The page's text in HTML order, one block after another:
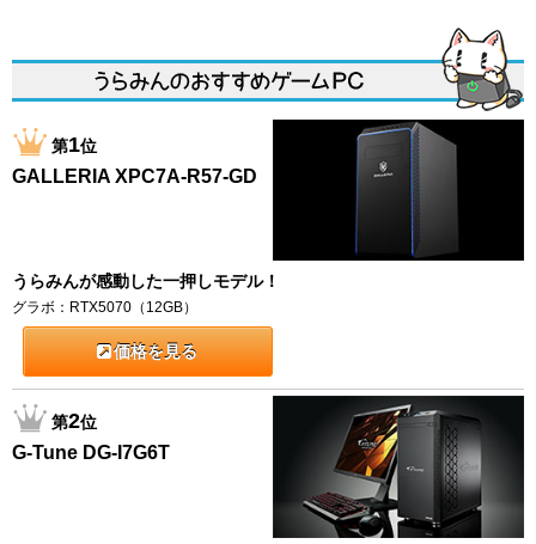
第1位
GALLERIA XPC7A-R57-GD
うらみんが感動した一押しモデル！
グラボ：RTX5070（12GB）
価格を見る
第2位
G-Tune DG-I7G6T